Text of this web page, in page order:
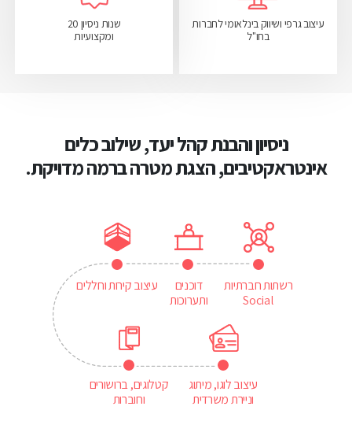
עיצוב גרפי ושיווק בינלאומי לחברות
בחו"ל
שנות ניסיון 20
ומקצועיות
ניסיון והבנת קהל יעד, שילוב כלים
אינטראקטיבים, הצגת מטרה ברמה מדויקת.
רשתות חברתיות
Social
דוכנים
ותערוכות
עיצוב קירות וחללים
קטלוגים, ברושורים
וחוברות
עיצוב לוגו, מיתוג
וניירת משרדית